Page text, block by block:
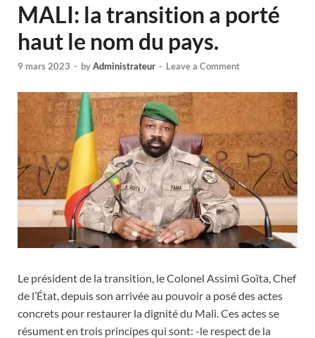
MALI: la transition a porté
haut le nom du pays.
9 mars 2023 - byAdministrateur - Leave a Comment
Le président de la transition, le Colonel Assimi Goïta, Chef
de l’État, depuis son arrivée au pouvoir a posé des actes
concrets pour restaurer la dignité du Mali. Ces actes se
résument en trois principes qui sont: -le respect de la